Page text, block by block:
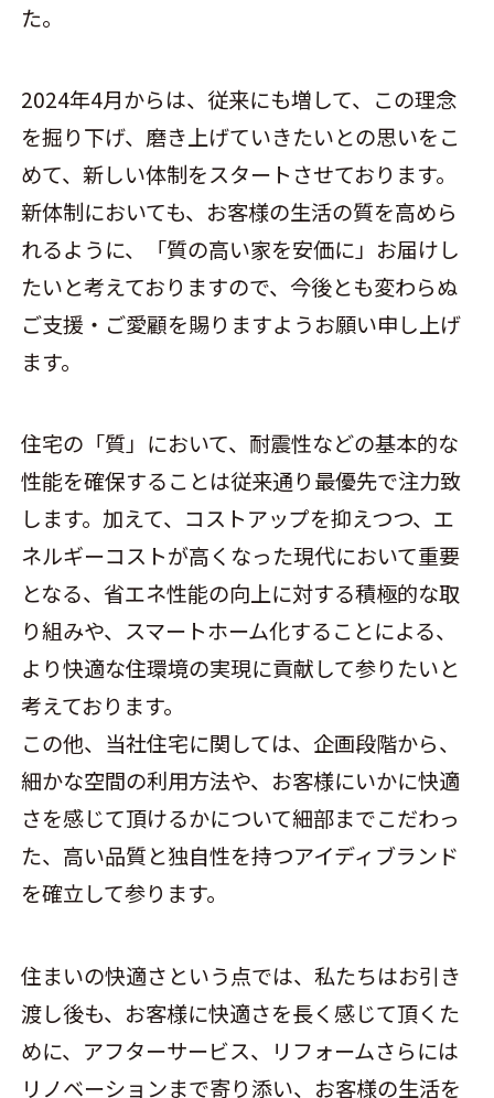
た。
2024年4月からは、従来にも増して、この理念
を掘り下げ、磨き上げていきたいとの思いをこ
めて、新しい体制をスタートさせております。
新体制においても、お客様の生活の質を高めら
れるように、「質の高い家を安価に」お届けし
たいと考えておりますので、今後とも変わらぬ
ご支援・ご愛顧を賜りますようお願い申し上げ
ます。
住宅の「質」において、耐震性などの基本的な
性能を確保することは従来通り最優先で注力致
します。加えて、コストアップを抑えつつ、エ
ネルギーコストが高くなった現代において重要
となる、省エネ性能の向上に対する積極的な取
り組みや、スマートホーム化することによる、
より快適な住環境の実現に貢献して参りたいと
考えております。
この他、当社住宅に関しては、企画段階から、
細かな空間の利用方法や、お客様にいかに快適
さを感じて頂けるかについて細部までこだわっ
た、高い品質と独自性を持つアイディブランド
を確立して参ります。
住まいの快適さという点では、私たちはお引き
渡し後も、お客様に快適さを長く感じて頂くた
めに、アフターサービス、リフォームさらには
リノベーションまで寄り添い、お客様の生活を